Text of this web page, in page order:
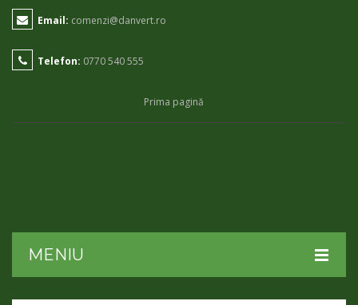
Email: comenzi@danvert.ro
Telefon: 0770 540 555
Prima pagină
MENIU
HOME